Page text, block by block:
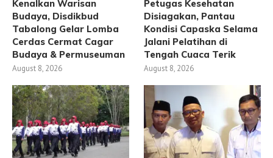
Kenalkan Warisan
Budaya, Disdikbud
Tabalong Gelar Lomba
Cerdas Cermat Cagar
Budaya & Permuseuman
August 8, 2026
Petugas Kesehatan
Disiagakan, Pantau
Kondisi Capaska Selama
Jalani Pelatihan di
Tengah Cuaca Terik
August 8, 2026